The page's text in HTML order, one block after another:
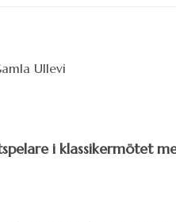
i klassikermötet